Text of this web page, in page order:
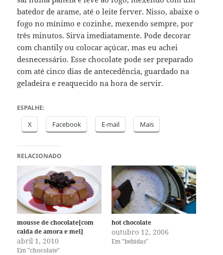
batedor de arame, até o leite ferver. Nisso, abaixe o
fogo no mínimo e cozinhe, mexendo sempre, por
três minutos. Sirva imediatamente. Pode decorar
com chantily ou colocar açúcar, mas eu achei
desnecessário. Esse chocolate pode ser preparado
com até cinco dias de antecedência, guardado na
geladeira e reaquecido na hora de servir.
ESPALHE:
X Facebook E-mail Mais
RELACIONADO
mousse de chocolate[com
calda de amora e mel]
abril 1, 2010
Em "chocolate"
hot chocolate
outubro 12, 2006
Em "bebidas"